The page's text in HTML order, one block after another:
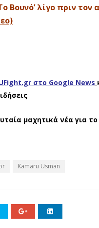
Βουνό’ λίγο πριν τον
στο Google News
μαχητικά νέα για το
Kamaru Usman